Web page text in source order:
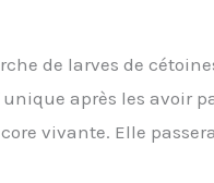
de larves de
après les avoir
vivante. Elle